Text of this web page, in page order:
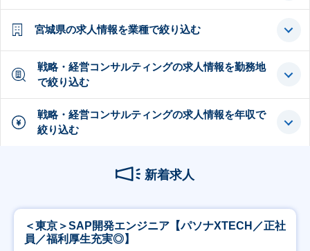
宮城県の求人情報を業種で絞り込む
戦略・経営コンサルティングの求人情報を勤務地
で絞り込む
戦略・経営コンサルティングの求人情報を年収で
絞り込む
新着求人
＜東京＞SAP開発エンジニア【パソナXTECH／正社
員／福利厚生充実◎】